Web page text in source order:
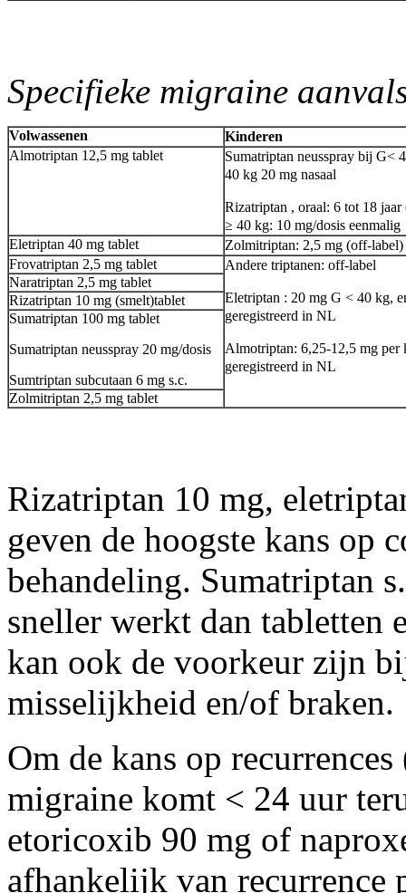
Specifieke migraine
Volwassenen Kinderen
Almotriptan 12,5 mg tablet
Sumatriptan neusspray bij G<
40 kg 20 mg nasaal
Rizatriptan , oraal: 6 tot 18
≥ 40 kg: 10 mg/dosis eenmalig
Eletriptan 40 mg tablet Zolmitriptan: 2,5 mg (off-label)
Frovatriptan 2,5 mg tablet
Andere triptanen: off-label
Eletriptan : 20 mg G < 40 kg,
geregistreerd in NL
Almotriptan: 6,25-12,5 mg per
geregistreerd in NL
Naratriptan 2,5 mg tablet
Rizatriptan 10 mg (smelt)tablet
Sumatriptan 100 mg tablet
Sumatriptan neusspray 20 mg/dosis
Sumtriptan subcutaan 6 mg s.c.
Zolmitriptan 2,5 mg tablet
Rizatriptan 10 mg,
geven de hoogste kans op
behandeling. Sumatriptan
sneller werkt dan tabletten
kan ook de voorkeur zijn
misselijkheid en/of braken.
Om de kans op
migraine komt < 24 uur
etoricoxib 90 mg of
afhankelijk van recurrence